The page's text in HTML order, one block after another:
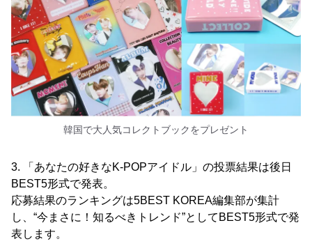
韓国で大人気コレクトブックをプレゼント
3. 「あなたの好きなK-POPアイドル」の投票結果は後日
BEST5形式で発表。
応募結果のランキングは5BEST KOREA編集部が集計
し、“今まさに！知るべきトレンド”としてBEST5形式で発
表します。